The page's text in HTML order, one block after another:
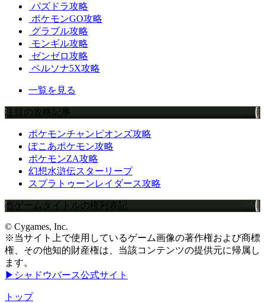
パズドラ攻略
ポケモンGO攻略
グラブル攻略
モンギル攻略
ゼンゼロ攻略
ペルソナ5X攻略
一覧を見る
注目の攻略記事
ポケモンチャンピオンズ攻略
ぽこあポケモン攻略
ポケモンZA攻略
幻想水滸伝スターリープ
スプラトゥーンレイダース攻略
当ゲームタイトルの権利表記
© Cygames, Inc.
※当サイト上で使用しているゲーム画像の著作権および商標
権、その他知的財産権は、当該コンテンツの提供元に帰属し
ます。
▶シャドウバース公式サイト
トップ